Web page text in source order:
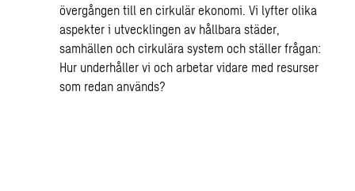
övergången till en cirkulär ekonomi. Vi lyfter olika
aspekter i utvecklingen av hållbara städer,
samhällen och cirkulära system och ställer frågan:
Hur underhåller vi och arbetar vidare med resurser
som redan används?